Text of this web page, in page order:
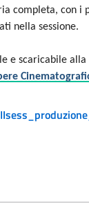
completa, con i
nella sessione.
e scaricabile alla